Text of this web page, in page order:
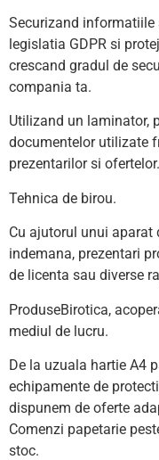
Securizand informatiile
legislatia GDPR si
crescand gradul de
compania ta.
Utilizand un laminator,
documentelor utilizate
prezentarilor si ofertelor.
Tehnica de birou.
Cu ajutorul unui aparat
indemana, prezentari
de licenta sau diverse
ProduseBirotica,
mediul de lucru.
De la uzuala hartie A4
echipamente de
dispunem de oferte
Comenzi papetarie
stoc.